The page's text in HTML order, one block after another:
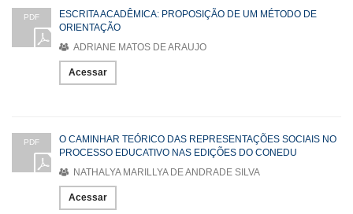
PDF
ESCRITA ACADÊMICA: PROPOSIÇÃO DE UM MÉTODO DE
ORIENTAÇÃO
ADRIANE MATOS DE ARAUJO
Acessar
PDF
O CAMINHAR TEÓRICO DAS REPRESENTAÇÕES SOCIAIS NO
PROCESSO EDUCATIVO NAS EDIÇÕES DO CONEDU
NATHALYA MARILLYA DE ANDRADE SILVA
Acessar